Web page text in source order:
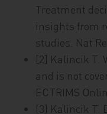
Treatment
insights from
studies. Nat
[2] Kalincik T.
and is not
ECTRIMS
[3] Kalincik T.